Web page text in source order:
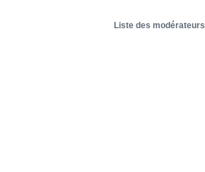
Liste des modérateurs